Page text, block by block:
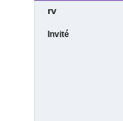
rv
Invité